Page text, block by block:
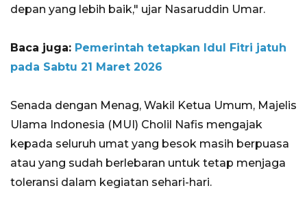
depan yang lebih baik," ujar Nasaruddin Umar.
Baca juga: Pemerintah tetapkan Idul Fitri jatuh
pada Sabtu 21 Maret 2026
Senada dengan Menag, Wakil Ketua Umum, Majelis
Ulama Indonesia (MUI) Cholil Nafis mengajak
kepada seluruh umat yang besok masih berpuasa
atau yang sudah berlebaran untuk tetap menjaga
toleransi dalam kegiatan sehari-hari.